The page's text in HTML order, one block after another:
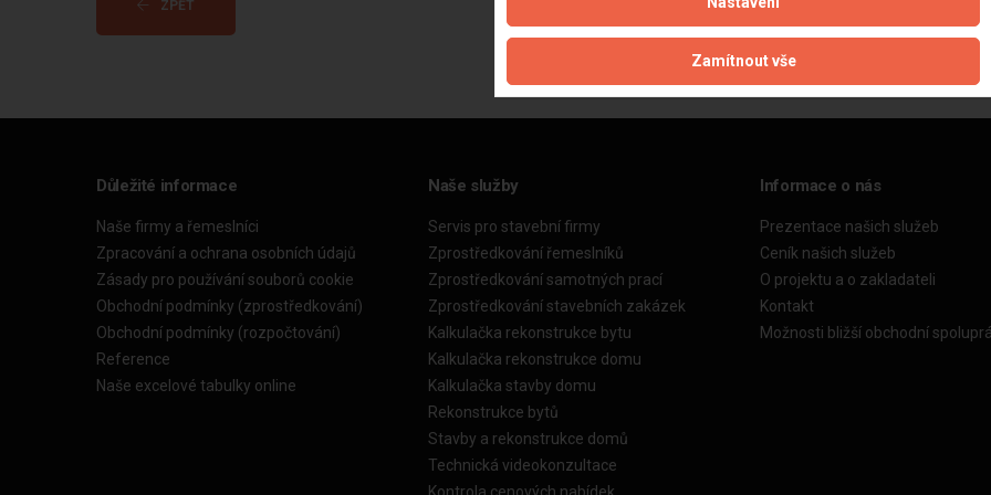
ZPĚT Aktualizováno z portálu ARES dne 02.01.2025 11:27:08
Důležité informace
Naše firmy a řemeslníci
Zpracování a ochrana osobních údajů
Zásady pro používání souborů cookie
Obchodní podmínky (zprostředkování)
Obchodní podmínky (rozpočtování)
Reference
Naše excelové tabulky online
Naše služby
Servis pro stavební firmy
Zprostředkování řemeslníků
Zprostředkování samotných prací
Zprostředkování stavebních zakázek
Kalkulačka rekonstrukce bytu
Kalkulačka rekonstrukce domu
Kalkulačka stavby domu
Rekonstrukce bytů
Stavby a rekonstrukce domů
Technická videokonzultace
Informace o nás
Prezentace našich služeb
Ceník našich služeb
O projektu a o zakladateli
Kontakt
Možnosti bližší obchodní
Zamítnout vše